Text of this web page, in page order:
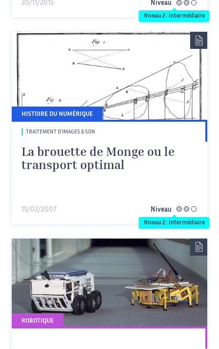
30/11/2015 Niveau intermédiaire
Niveau 2 : Intermédiaire
HISTOIRE DU NUMÉRIQUE
TRAITEMENT D’IMAGES & SON
La brouette de Monge ou le
transport optimal
15/02/2007 Niveau intermédiaire
Niveau 2 : Intermédiaire
ROBOTIQUE